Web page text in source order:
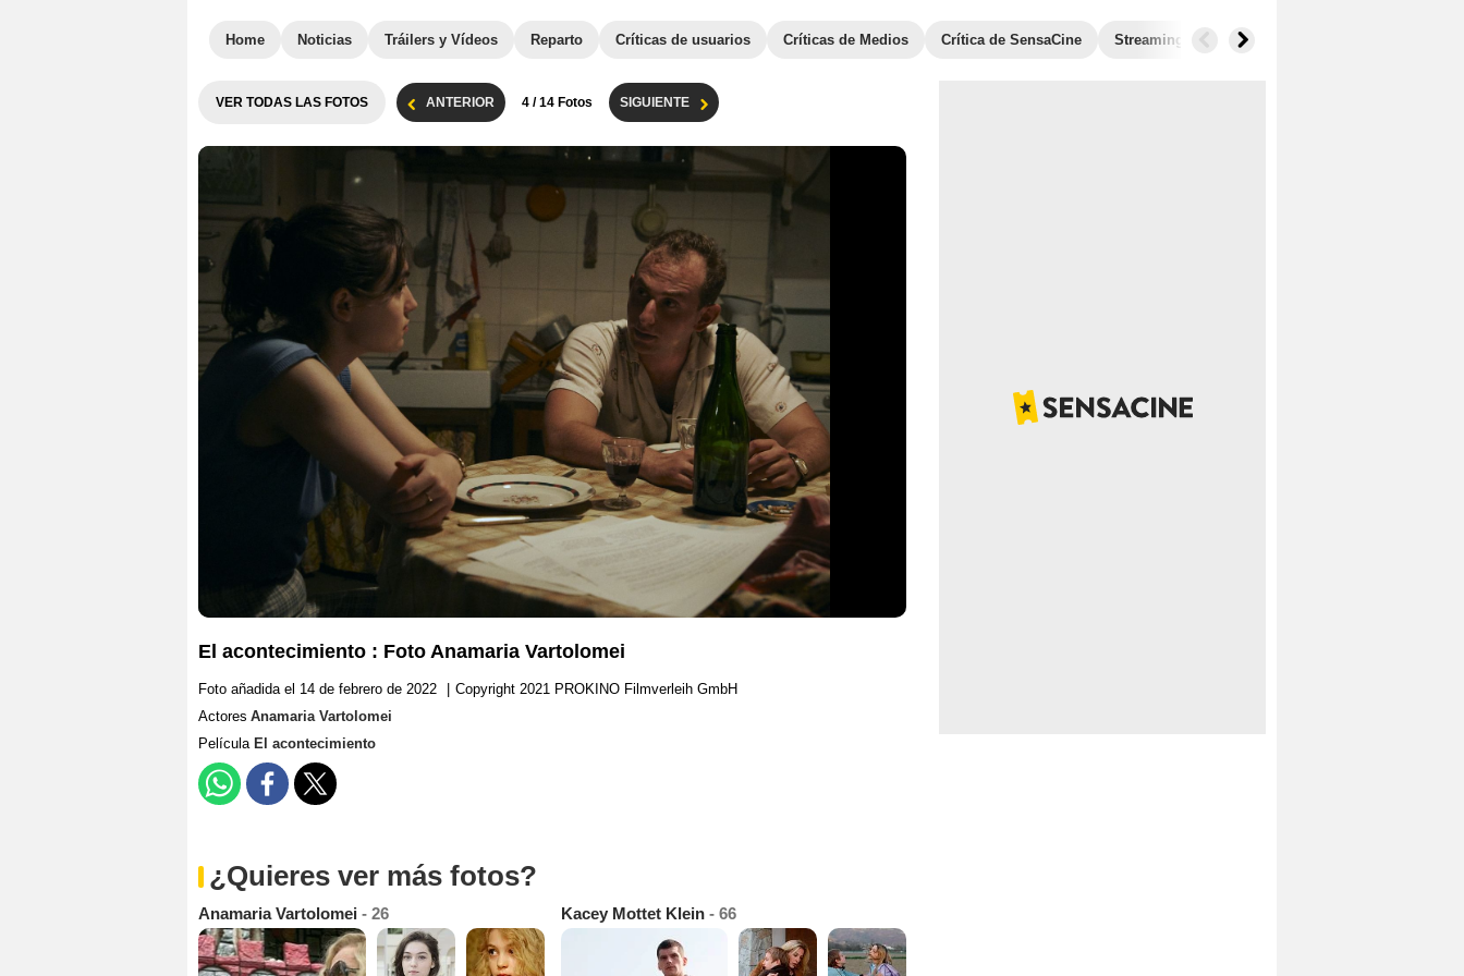
Home Noticias Tráilers y Vídeos Reparto Críticas de usuarios Críticas de Medios Crítica de SensaCine Streaming Fotos
VER TODAS LAS FOTOS ANTERIOR 4 / 14 Fotos SIGUIENTE
El acontecimiento : Foto Anamaria Vartolomei
Foto añadida el 14 de febrero de 2022
Copyright 2021 PROKINO Filmverleih GmbH
Actores Anamaria Vartolomei
Película El acontecimiento
¿Quieres ver más fotos?
Anamaria Vartolomei - 26 Kacey Mottet Klein - 66